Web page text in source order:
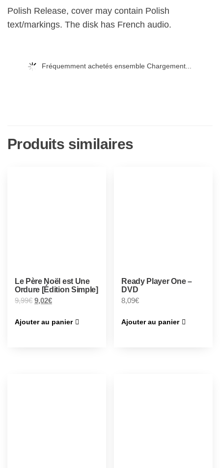
Polish Release, cover may contain Polish
text/markings. The disk has French audio.
Fréquemment achetés ensemble Chargement...
Produits similaires
Le Père Noël est Une
Ordure [Édition Simple]
9,99€ 9,02€
Ajouter au panier
Ready Player One –
DVD
8,09€
Ajouter au panier